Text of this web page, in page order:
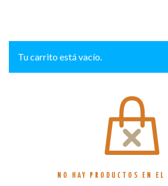
Tu carrito está vacío.
NO HAY PRODUCTOS EN EL